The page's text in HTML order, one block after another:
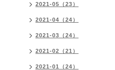
2021-05（23）
2021-04（24）
2021-03（24）
2021-02（21）
2021-01（24）